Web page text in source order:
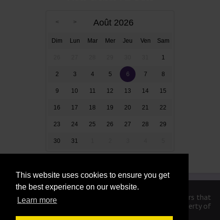
This website uses cookies to ensure you get
the best experience on our website.
Learn more
Août 2026
Dim Lun Mar Mer Jeu Ven Sam
1
2 3 4 5 6 7 8
9 10 11 12 13 14 15
16 17 18 19 20 21 22
23 24 25 26 27 28 29
30 31
We are in no way affiliated or endorsed by the publishers that
have created the games. All images and logos are property of
their respective owners.